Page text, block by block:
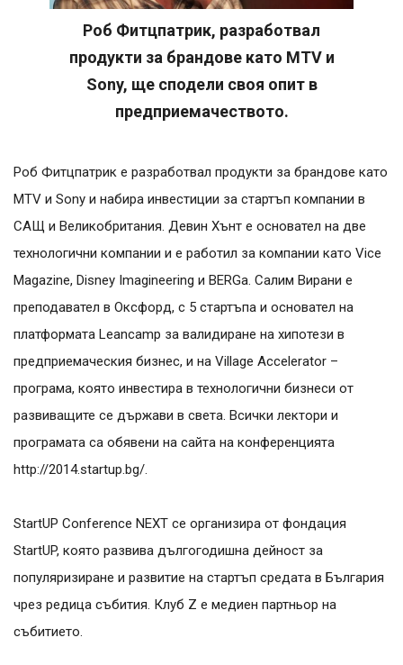
Роб Фитцпатрик, разработвал
продукти за брандове като MTV и
Sony, ще сподели своя опит в
предприемачеството.
Роб Фитцпатрик е разработвал продукти за брандове като
MTV и Sony и набира инвестиции за стартъп компании в
САЩ и Великобритания. Девин Хънт е основател на две
технологични компании и е работил за компании като Vice
Magazine, Disney Imagineering и BERGа. Салим Вирани е
преподавател в Оксфорд, с 5 стартъпа и основател на
платформата Leancamp за валидиране на хипотези в
предприемаческия бизнес, и на Village Accelerator –
програма, която инвестира в технологични бизнеси от
развиващите се държави в света. Всички лектори и
програмата са обявени на сайта на конференцията
http://2014.startup.bg/.
StartUP Conference NEXT се организира от фондация
StartUP, която развива дългогодишна дейност за
популяризиране и развитие на стартъп средата в България
чрез редица събития. Клуб Z е медиен партньор на
събитието.